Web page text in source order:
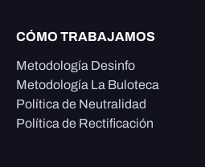
CÓMO TRABAJAMOS
Metodología Desinfo
Metodología La Buloteca
Política de Neutralidad
Política de Rectificación